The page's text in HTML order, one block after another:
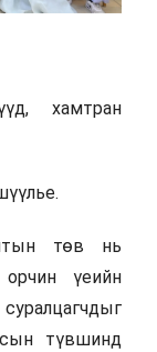
хамтран
төв нь
үеийн
түвшинд